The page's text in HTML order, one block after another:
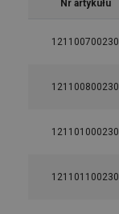
Nr artykułu
121100700230
121100800230
121101000230
121101100230